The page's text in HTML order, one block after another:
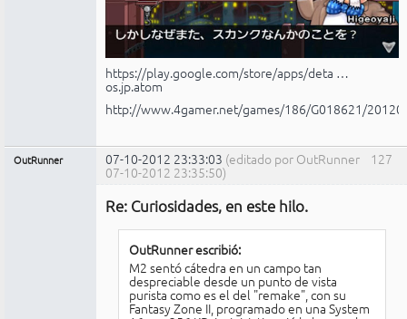
https://play.google.com/store/apps/deta …
os.jp.atom
http://www.4gamer.net/games/186/G018621/
127
OutRunner 07-10-2012 23:33:03 (editado por OutRunner
07-10-2012 23:35:50)
Re: Curiosidades, en este hilo.
OutRunner escribió:
M2 sentó cátedra en un campo tan
despreciable desde un punto de vista
purista como es el del "remake", con su
Fantasy Zone II, programado en una System